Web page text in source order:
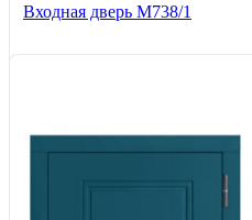
Входная дверь М738/1